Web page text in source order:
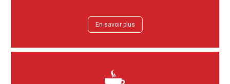
En savoir plus